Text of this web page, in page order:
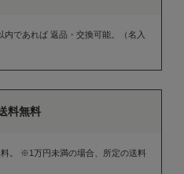
であれば 返品・交換可能。（名入
料無料
。 ※1万円未満の場合、所定の送料